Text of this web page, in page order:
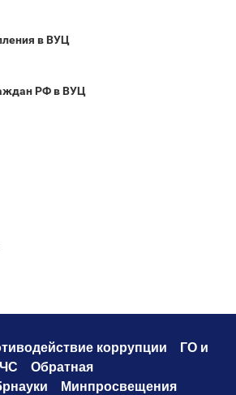
в ВУЦ
РФ в ВУЦ
коррупции
ГО и
ЧС
Обратная
Минпросвещения